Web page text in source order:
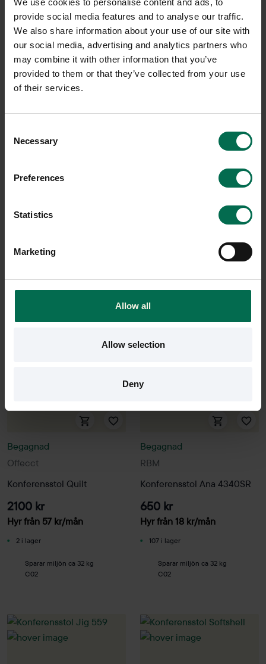
provide social media features and to analyse our traffic.
We also share information about your use of our site with
our social media, advertising and analytics partners who
may combine it with other information that you’ve
provided to them or that they’ve collected from your use
of their services.
Selection
Necessary
Preferences
Statistics
Marketing
Allow all
Allow selection
Deny
-20%
3200 kr
1 i lager
C02
Offecct
Begagnad
Konferensstol Quilt
2100 kr
Hyr från 57 kr/mån
2 i lager
Sparar miljön ca 32 kg
C02
RBM
Begagnad
Konferensstol Ana 4340SR
650 kr
Hyr från 18 kr/mån
107 i lager
Sparar miljön ca 32 kg
C02